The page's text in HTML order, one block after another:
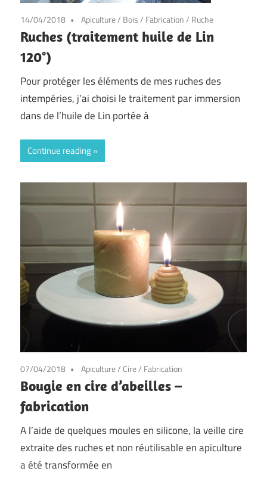
14/04/2018 Apiculture/ Bois/ Fabrication/ Ruche
Ruches (traitement huile de Lin
120°)
Pour protéger les éléments de mes ruches des
intempéries, j’ai choisi le traitement par immersion
dans de l’huile de Lin portée à
Continue reading
07/04/2018 Apiculture/ Cire/ Fabrication
Bougie en cire d’abeilles –
fabrication
A l’aide de quelques moules en silicone, la veille cire
extraite des ruches et non réutilisable en apiculture
a été transformée en